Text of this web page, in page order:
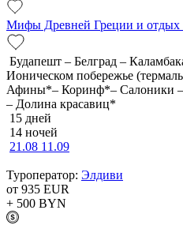
Мифы Древней Греции и отдых
Будапешт – Белград –
Ионическом побережье
Афины*– Коринф*– Салоники –
– Долина красавиц*
15 дней
14 ночей
21.08 11.09
Туроператор: Элдиви
от 935 EUR
+ 500 BYN